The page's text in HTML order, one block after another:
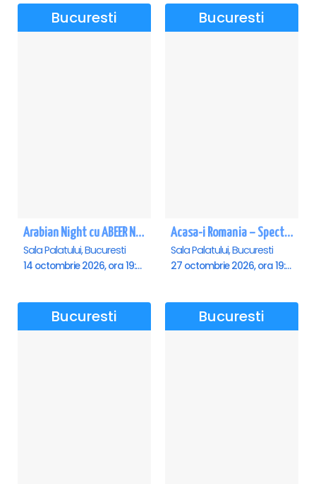
Bucuresti
Arabian Night cu ABEER NEHME – Concert extraordinar la Sala Palatului
Sala Palatului, Bucuresti
14 octombrie 2026, ora 19:00
Bucuresti
Acasa-i Romania – Spectacol
Sala Palatului, Bucuresti
27 octombrie 2026, ora 19:00
Bucuresti Bucuresti